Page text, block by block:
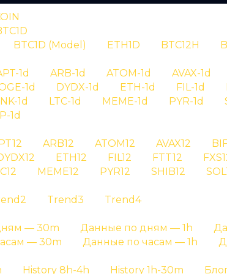
BTC1D (Model)
ETH1D BTC12H
1d ARB-1d ATOM-1d AVAX-1d
1d DYDX-1d ETH-1d FIL-1d
1d LTC-1d MEME-1d PYR-1d
1d
ARB12 ATOM12 AVAX12
ETH12 FIL12 FTT12
MEME12 PYR12 SHIB12
Trend3
Trend4
— 30m
Данные по дням — 1h
— 30m
Данные по часам — 1h
History 8h-4h History 1h-30m
xrp30
сигнала xrp30 id 6798 - детальная